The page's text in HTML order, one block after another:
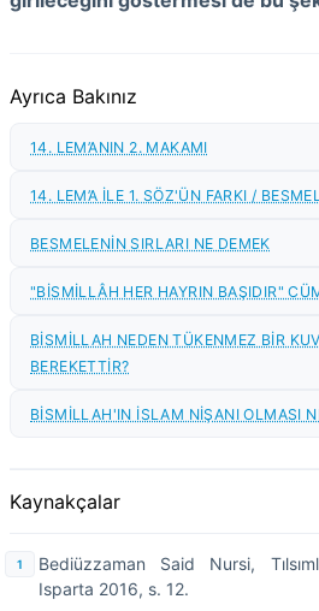
Ayrıca Bakınız
14. LEM’ANIN 2. MAKAMI
14. LEM’A İLE 1. SÖZ'ÜN FARKI /
BESMELENİN SIRLARI NE DEMEK
"BİSMİLLÂH HER HAYRIN BAŞIDIR"
BİSMİLLAH NEDEN TÜKENMEZ BİR
BEREKETTİR?
BİSMİLLAH'IN İSLAM NİŞANI OLMASI
Kaynakçalar
Bediüzzaman Said Nursi,
Isparta 2016, s. 12.